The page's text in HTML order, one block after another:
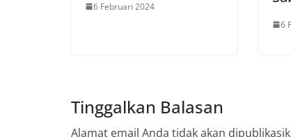
6 Februari 2024
6
Tinggalkan Balasan
Alamat email Anda tidak akan